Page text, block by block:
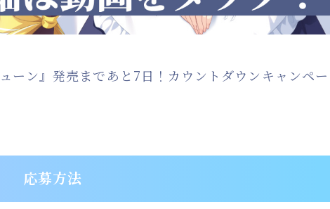
ーン』発売まであと7日！カウントダウンキャンペー
応募方法